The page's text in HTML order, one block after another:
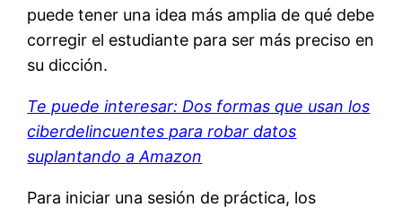
puede tener una idea más amplia de qué debe
corregir el estudiante para ser más preciso en
su dicción.
Te puede interesar: Dos formas que usan los
ciberdelincuentes para robar datos
suplantando a Amazon
Para iniciar una sesión de práctica, los